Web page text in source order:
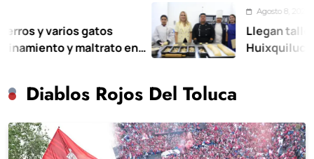
gatos
y maltrato en
Agosto 8, 2026
Llegan talleres de
Huixquilucan
Diablos Rojos Del Toluca